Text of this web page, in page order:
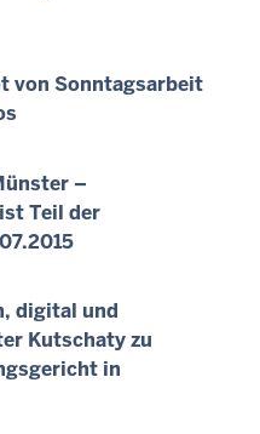
von Sonntagsarbeit
–
Teil der
digital und
Kutschaty zu
in